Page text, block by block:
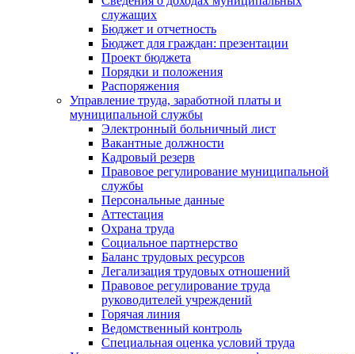
служащих
Бюджет и отчетность
Бюджет для граждан: презентации
Проект бюджета
Порядки и положения
Распоряжения
Управление труда, заработной платы и
муниципальной службы
Электронный больничный лист
Вакантные должности
Кадровый резерв
Правовое регулирование муниципальной
службы
Персональные данные
Аттестация
Охрана труда
Социальное партнерство
Баланс трудовых ресурсов
Легализация трудовых отношений
Правовое регулирование труда
руководителей учреждений
Горячая линия
Ведомственный контроль
Специальная оценка условий труда